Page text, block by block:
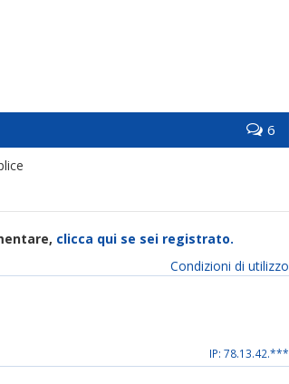
6
clicca qui se sei registrato.
Condizioni di utilizzo
IP: 78.13.42.***